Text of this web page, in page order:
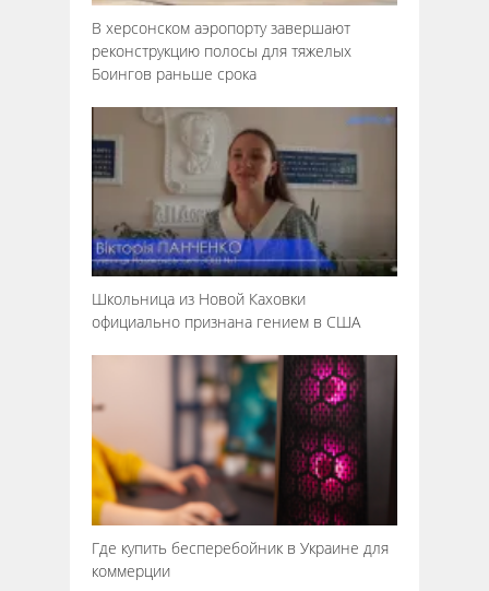
В херсонском аэропорту завершают
реконструкцию полосы для тяжелых
Боингов раньше срока
Школьница из Новой Каховки
официально признана гением в США
Где купить бесперебойник в Украине для
коммерции